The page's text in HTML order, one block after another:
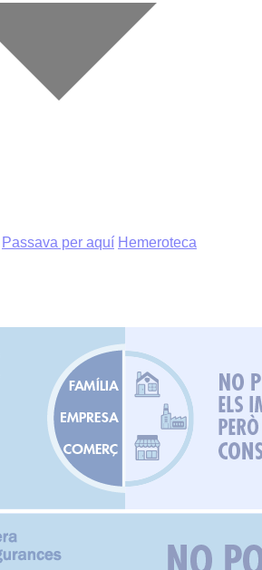
Passava per aquí Hemeroteca